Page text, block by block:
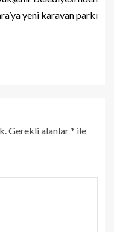
yeni karavan parkı
Gerekli alanlar* ile